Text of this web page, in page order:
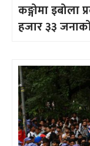
कङ्गोमा इबोला
हजार ३३